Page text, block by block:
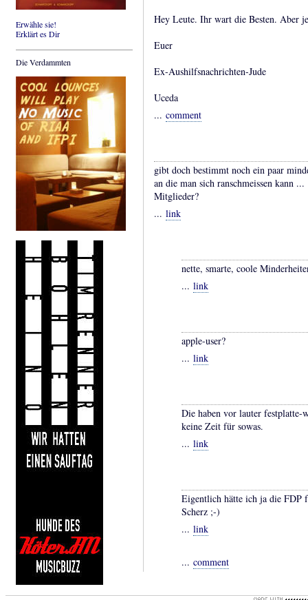
Erwähle sie!
Erklärt es Dir
Die Verdammten
Hey Leute. Ihr wart die Besten. Aber
Euer
Ex-Aushilfsnachrichten-Jude
Uceda
... comment
gibt doch bestimmt noch ein paar
an die man sich ranschmeissen kann
Mitglieder?
... link
nette, smarte, coole
... link
apple-user?
... link
Die haben vor lauter festplatte-
keine Zeit für sowas.
... link
Eigentlich hätte ich ja die FDP
Scherz ;-)
... link
... comment